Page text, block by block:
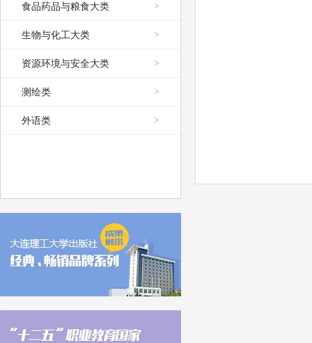
食品药品与粮食大类 >
生物与化工大类 >
资源环境与安全大类 >
测绘类 >
外语类 >